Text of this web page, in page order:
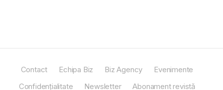
Contact Echipa Biz Biz Agency
Evenimente
Confidențialitate
Newsletter Abonament revistă